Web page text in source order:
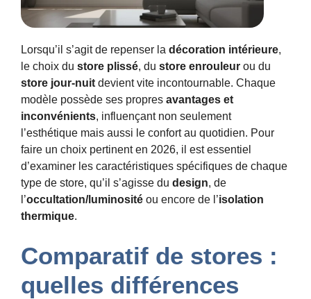
Lorsqu’il s’agit de repenser la décoration intérieure,
le choix du store plissé, du store enrouleur ou du
store jour-nuit devient vite incontournable. Chaque
modèle possède ses propres avantages et
inconvénients, influençant non seulement
l’esthétique mais aussi le confort au quotidien. Pour
faire un choix pertinent en 2026, il est essentiel
d’examiner les caractéristiques spécifiques de chaque
type de store, qu’il s’agisse du design, de
l’occultation/luminosité ou encore de l’isolation
thermique.
Comparatif de stores :
quelles différences